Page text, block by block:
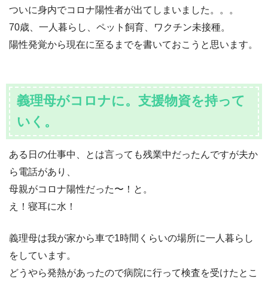
ついに身内でコロナ陽性者が出てしまいました。。。
70歳、一人暮らし、ペット飼育、ワクチン未接種。
陽性発覚から現在に至るまでを書いておこうと思います。
義理母がコロナに。支援物資を持って
いく。
ある日の仕事中、とは言っても残業中だったんですが夫か
ら電話があり、
母親がコロナ陽性だった〜！と。
え！寝耳に水！
義理母は我が家から車で1時間くらいの場所に一人暮らし
をしています。
どうやら発熱があったので病院に行って検査を受けたとこ